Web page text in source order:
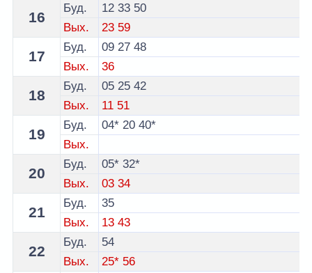
16
Буд. 12 33 50
Вых.
23 59
17
Буд. 09 27 48
Вых.
36
18
Буд. 05 25 42
Вых.
11 51
19
Буд. 04* 20 40*
Вых.
20
Буд. 05* 32*
Вых.
03 34
21
Буд.
35
Вых.
13 43
22
Буд.
54
Вых.
25* 56